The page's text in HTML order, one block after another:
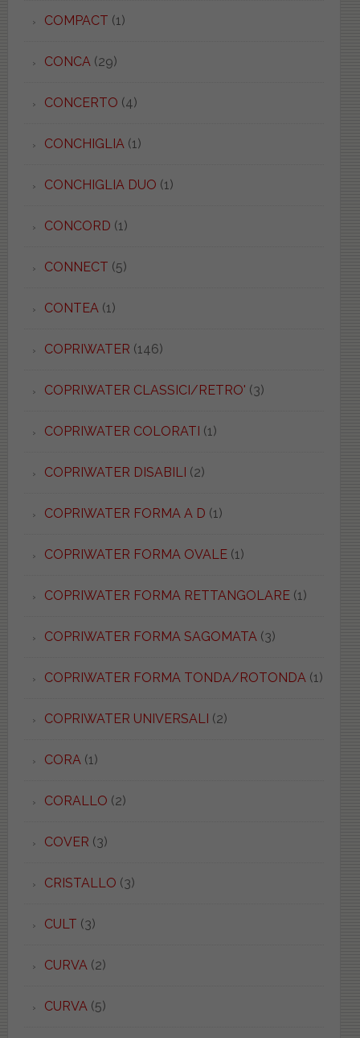
COMPACT (1)
CONCA(29)
CONCERTO (4)
CONCHIGLIA(1)
CONCHIGLIA DUO (1)
CONCORD (1)
CONNECT (5)
CONTEA(1)
COPRIWATER (146)
COPRIWATER CLASSICI/RETRO' (3)
COPRIWATER COLORATI (1)
COPRIWATER DISABILI (2)
COPRIWATER FORMA A D (1)
COPRIWATER FORMA OVALE(1)
COPRIWATER FORMA RETTANGOLARE(1)
COPRIWATER FORMA SAGOMATA(3)
COPRIWATER FORMA TONDA/ROTONDA(1)
COPRIWATER UNIVERSALI (2)
CORA(1)
CORALLO (2)
COVER (3)
CRISTALLO (3)
CULT (3)
CURVA(2)
CURVA(5)